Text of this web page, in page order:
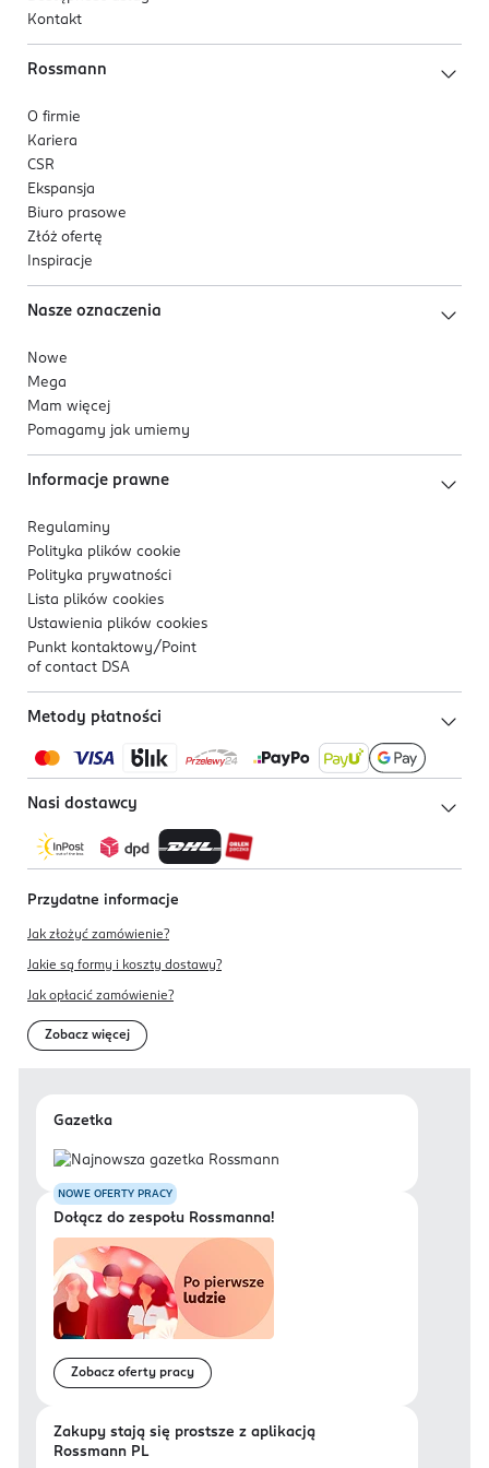
Wyrzucić przy pierwszych oznakach uszkodzenia lub
ul. Puławska 430
02-884 Warszawa
Kod EAN
Kontakt
Rossmann
O firmie
Kariera
CSR
Ekspansja
Biuro prasowe
Złóż ofertę
Inspiracje
Nasze oznaczenia
Nowe
Mega
Mam więcej
Pomagamy jak umiemy
Informacje prawne
Regulaminy
Polityka plików cookie
Polityka prywatności
Lista plików cookies
Ustawienia plików cookies
Punkt kontaktowy/ Point
of contact DSA
Metody płatności
Nasi dostawcy
Przydatne informacje
Jak złożyć zamówienie?
Jakie są formy i koszty dostawy?
Jak opłacić zamówienie?
Zobacz więcej
Gazetka
NOWE OFERTY PRACY
Dołącz do zespołu Rossmanna!
Zobacz oferty pracy
Zakupy stają się prostsze z aplikacją
Rossmann PL